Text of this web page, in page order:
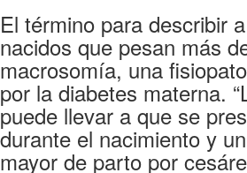
El término para describir
nacidos que pesan más
macrosomía, una
por la diabetes materna.
puede llevar a que se
durante el nacimiento y
mayor de parto por